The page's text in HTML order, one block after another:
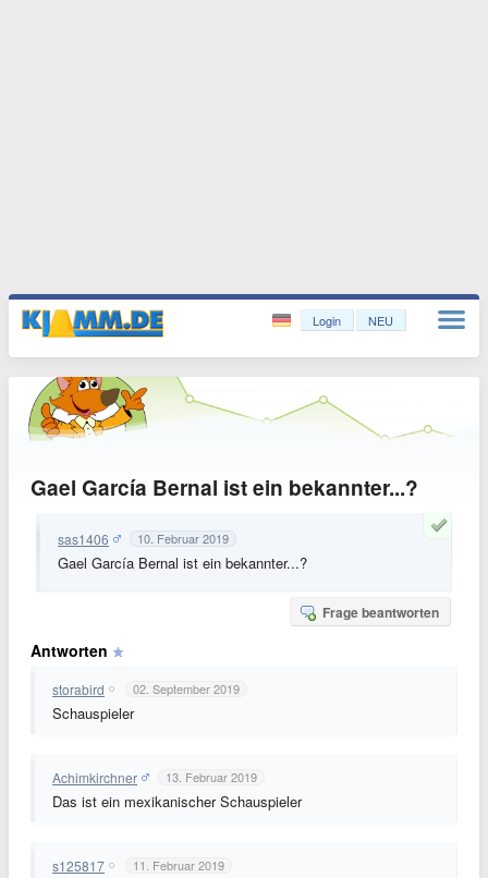
Login NEU
Gael García Bernal ist ein bekannter...?
sas1406 10. Februar 2019
Gael García Bernal ist ein bekannter...?
Frage beantworten
Antworten
storabird 02. September 2019
Schauspieler
Achimkirchner 13. Februar 2019
Das ist ein mexikanischer Schauspieler
s125817 11. Februar 2019